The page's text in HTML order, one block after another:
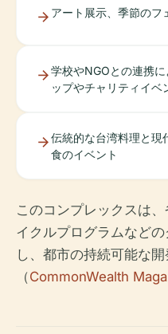
アート展示、季節のフ
学校やNGOとの連携
ップやチャリティイベ
伝統的な台湾料理と現
食のイベント
このコンプレックスは
イクルプログラムなど
し、都市の持続可能な
（CommonWealth